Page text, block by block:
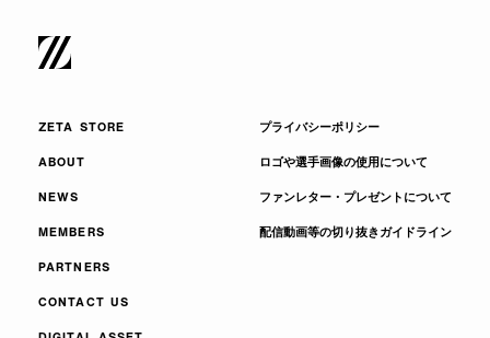
ZETA STORE
ABOUT
NEWS
MEMBERS
PARTNERS
CONTACT US
プライバシーポリシー
ロゴや選手画像の使用について
ファンレター・プレゼントについて
配信動画等の切り抜きガイドライン